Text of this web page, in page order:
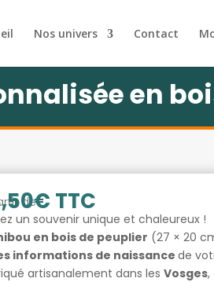
Nos univers Contact
en
de€ TTC
un souvenir unique et chaleureux !
en bois de peuplier (27 × 20
informations de naissance de
artisanalement dans les Vosges,